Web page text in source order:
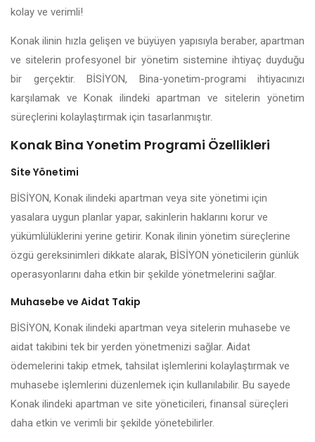
kolay ve verimli!
Konak ilinin hızla gelişen ve büyüyen yapısıyla beraber, apartman
ve sitelerin profesyonel bir yönetim sistemine ihtiyaç duyduğu
bir gerçektir. BİSİYON, Bina-yonetim-programi ihtiyacınızı
karşılamak ve Konak ilindeki apartman ve sitelerin yönetim
süreçlerini kolaylaştırmak için tasarlanmıştır.
Konak Bina Yonetim Programi Özellikleri
Site Yönetimi
BİSİYON, Konak ilindeki apartman veya site yönetimi için
yasalara uygun planlar yapar, sakinlerin haklarını korur ve
yükümlülüklerini yerine getirir. Konak ilinin yönetim süreçlerine
özgü gereksinimleri dikkate alarak, BİSİYON yöneticilerin günlük
operasyonlarını daha etkin bir şekilde yönetmelerini sağlar.
Muhasebe ve Aidat Takip
BİSİYON, Konak ilindeki apartman veya sitelerin muhasebe ve
aidat takibini tek bir yerden yönetmenizi sağlar. Aidat
ödemelerini takip etmek, tahsilat işlemlerini kolaylaştırmak ve
muhasebe işlemlerini düzenlemek için kullanılabilir. Bu sayede
Konak ilindeki apartman ve site yöneticileri, finansal süreçleri
daha etkin ve verimli bir şekilde yönetebilirler.